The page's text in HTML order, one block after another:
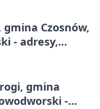
Czosnów,
- adresy,
gmina
-